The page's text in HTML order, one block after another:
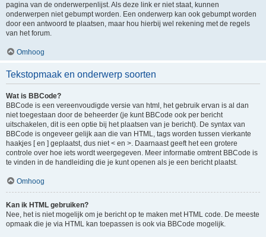
pagina van de onderwerpenlijst. Als deze link er niet staat, kunnen
onderwerpen niet gebumpt worden. Een onderwerp kan ook gebumpt worden
door een antwoord te plaatsen, maar hou hierbij wel rekening met de regels
van het forum.
Omhoog
Tekstopmaak en onderwerp soorten
Wat is BBCode?
BBCode is een vereenvoudigde versie van html, het gebruik ervan is al dan
niet toegestaan door de beheerder (je kunt BBCode ook per bericht
uitschakelen, dit is een optie bij het plaatsen van je bericht). De syntax van
BBCode is ongeveer gelijk aan die van HTML, tags worden tussen vierkante
haakjes [ en ] geplaatst, dus niet < en >. Daarnaast geeft het een grotere
controle over hoe iets wordt weergegeven. Meer informatie omtrent BBCode is
te vinden in de handleiding die je kunt openen als je een bericht plaatst.
Omhoog
Kan ik HTML gebruiken?
Nee, het is niet mogelijk om je bericht op te maken met HTML code. De meeste
opmaak die je via HTML kan toepassen is ook via BBCode mogelijk.